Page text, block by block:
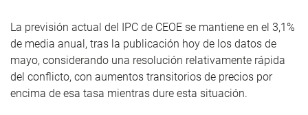
La previsión actual del IPC de CEOE se mantiene en el 3,1%
de media anual, tras la publicación hoy de los datos de
mayo, considerando una resolución relativamente rápida
del conflicto, con aumentos transitorios de precios por
encima de esa tasa mientras dure esta situación.